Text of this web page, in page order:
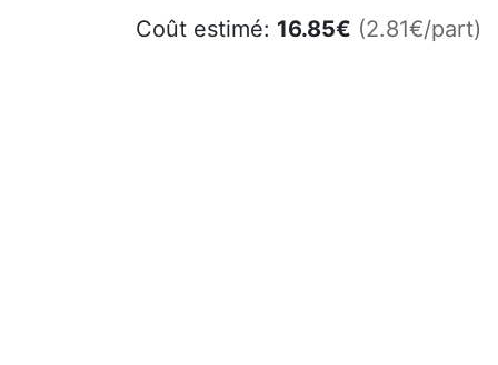
Coût estimé: 16.85€ (2.81€/part)